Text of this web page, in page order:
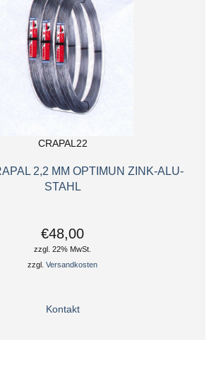
CRAPAL22
2,2 MM OPTIMUN ZINK-ALU-
STAHL
€48,00
zzgl. 22% MwSt.
zzgl.Versandkosten
Kontakt